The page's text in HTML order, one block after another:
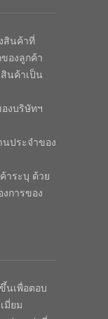
สินค้าที่
องลูกค้า
นค้าเป็น
งบริษัทฯ
ประจำของ
าระบุ ด้วย
งการของ
นเพื่อตอบ
มี่ยม